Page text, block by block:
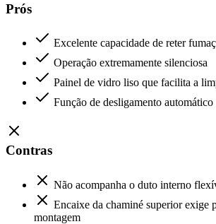
Prós
Excelente capacidade de reter
Operação extremamente silenciosa
Painel de vidro liso que facilita a
Função de desligamento
Contras
Não acompanha o duto interno
Encaixe da chaminé superior exige
montagem